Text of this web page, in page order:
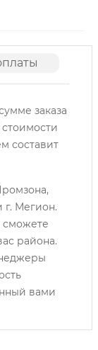
заказа
составит
г. Мегион.
сможете
района.
вами